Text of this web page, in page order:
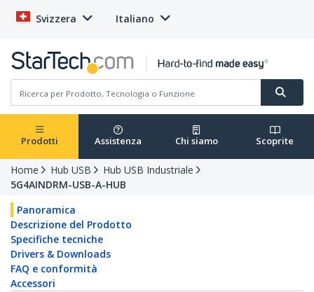
Svizzera Italiano
Prodotti Assistenza Chi siamo Scoprite
Home Hub USB
Hub USB Industriale
5G4AINDRM-USB-A-HUB
Panoramica
Descrizione del Prodotto
Specifiche tecniche
Drivers & Downloads
FAQ e conformità
Accessori